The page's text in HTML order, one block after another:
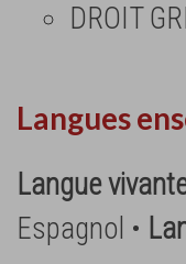
DROIT
Langues
Langue
Espagnol •